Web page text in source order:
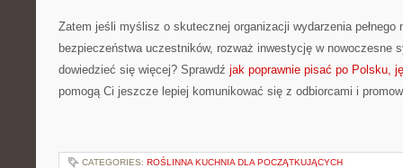
Zatem jeśli myślisz o skutecznej organizacji wydarzenia pełnego
bezpieczeństwa uczestników, rozważ inwestycję w nowoczesne
dowiedzieć się więcej? Sprawdź jak poprawnie pisać po Polsku,
pomogą Ci jeszcze lepiej komunikować się z odbiorcami i
CATEGORIES: ROŚLINNA KUCHNIA DLA POCZĄTKUJĄCYCH